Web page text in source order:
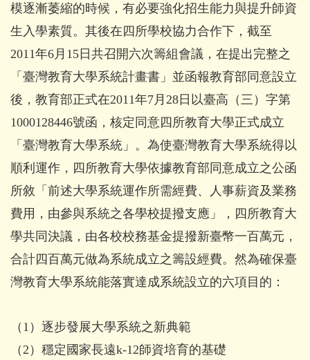
模逐漸萎縮的時候，有必要強化招生能力與提升師資
生入學素質。其後在四所學校協力合作下，截至
2011年6月15日共召開六次籌組會議，在提出完整之
「臺灣教育大學系統計畫書」並函報教育部同意設立
後，教育部正式在2011年7月28日以臺高（三）字第
1000128446號函，核定同意四所教育大學正式成立
「臺灣教育大學系統」。為使臺灣教育大學系統得以
順利運作，四所教育大學依據教育部同意成立之公函
所敘「前述大學系統運作所需經費、人事薪資及業務
費用，由參與系統之各學校提撥支應」，四所教育大
學共同決議，由各校校務基金提撥新臺幣一百萬元，
合計四百萬元做為系統成立之籌設經費。然為確保臺
灣教育大學系統能落實達成系統設立的六項目的：
（1）逐步發展大學系統之新典範
（2）穩定國家長遠k-12師資培育的基礎